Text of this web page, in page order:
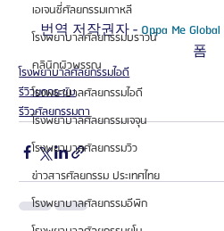
เอเจนซี่ศัลยกรรมเกาหลี
โรงพยาบาลศัลยกรรมบราวน์
คลินิกผิวพรรณ
โรงพยาบาลศัลยกรรมไอดี
โรงพยาบาลศัลยกรรมเจจุน
โรงพยาบาลศัลยกรรมวิว
ข่าวสารศัลยกรรม ประเทศไทย
โรงพยาบาลศัลยกรรมอีพิก
번역 저작권자 - Oppa Me Global
폼
โรงพยาบาลศัลยกรรมไอดี
รีวิวยกกระชับ
รีวิวศัลยกรรมตา